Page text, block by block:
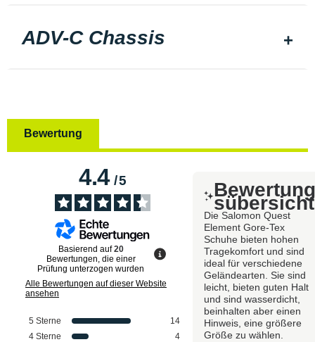
ADV-C Chassis
Bewertung
4.4/5
Basierend auf20
Bewertungen, die einer
Prüfung unterzogen wurden
Alle Bewertungen auf dieser Website
ansehen
5 Sterne
14
4 Sterne
4
sübersicht
Die Salomon Quest
Element Gore-Tex
Schuhe bieten hohen
Tragekomfort und sind
ideal für verschiedene
Geländearten. Sie sind
leicht, bieten guten Halt
und sind wasserdicht,
beinhalten aber einen
Hinweis, eine größere
Größe zu wählen.